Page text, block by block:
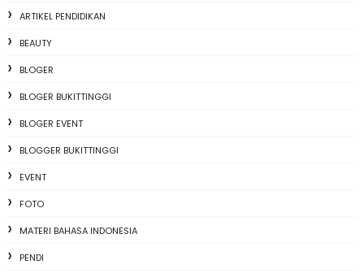
ARTIKEL PENDIDIKAN
BEAUTY
BLOGER
BLOGER BUKITTINGGI
BLOGER EVENT
BLOGGER BUKITTINGGI
EVENT
FOTO
MATERI BAHASA INDONESIA
PENDI